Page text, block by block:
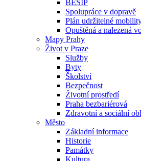
BESIP
Spolupráce v dopravě
Plán udržitelné
Opuštěná a nalezená
Mapy Prahy
Život v Praze
Služby
Byty
Školství
Bezpečnost
Životní prostředí
Praha bezbariérová
Zdravotní a sociální
Město
Základní informace
Historie
Památky
Kultura